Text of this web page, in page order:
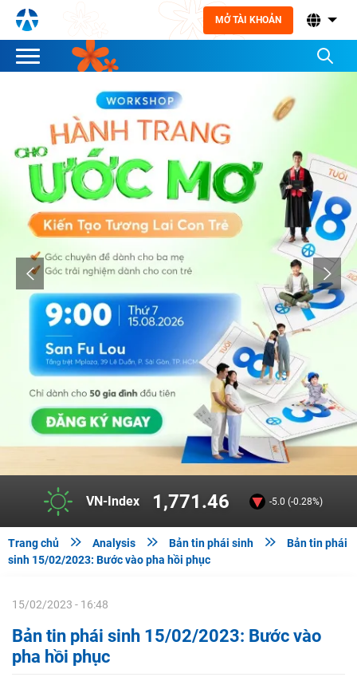
MỞ TÀI KHOẢN
VN-Index 1,771.46 -5.0 (-0.28%)
Trang chủ  Analysis  Bản tin phái sinh 
Bản tin phái
sinh 15/02/2023: Bước vào pha hồi phục
15/02/2023 - 16:48
Bản tin phái sinh 15/02/2023: Bước vào
pha hồi phục